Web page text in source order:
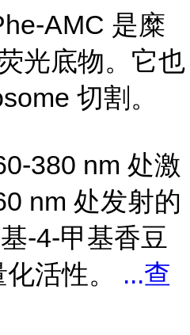
AMC 是糜
光底物。它也
切割。
380 nm 处激
nm 处发射的
-4-甲基香豆
活性。 ...查